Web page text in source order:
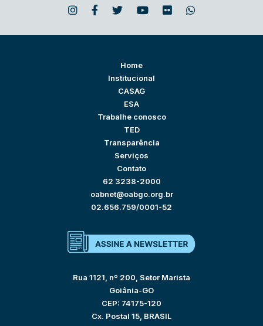
Home
Institucional
CASAG
ESA
Trabalhe conosco
TED
Transparência
Serviços
Contato
62 3238-2000
oabnet@oabgo.org.br
02.656.759/0001-52
Rua 1121, nº 200, Setor Marista
Goiânia-GO
CEP: 74175-120
Cx. Postal 15, BRASIL